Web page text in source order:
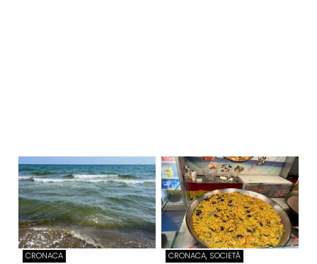
CRONACA CRONACA, SOCIETÀ